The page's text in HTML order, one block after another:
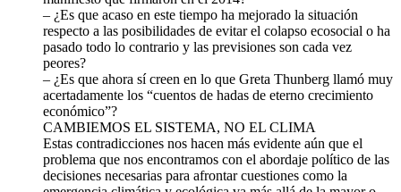
– ¿Es que acaso en este tiempo ha mejorado la situación
respecto a las posibilidades de evitar el colapso ecosocial o ha
pasado todo lo contrario y las previsiones son cada vez
peores?
– ¿Es que ahora sí creen en lo que Greta Thunberg llamó muy
acertadamente los “cuentos de hadas de eterno crecimiento
económico”?
CAMBIEMOS EL SISTEMA, NO EL CLIMA
Estas contradicciones nos hacen más evidente aún que el
problema que nos encontramos con el abordaje político de las
decisiones necesarias para afrontar cuestiones como la